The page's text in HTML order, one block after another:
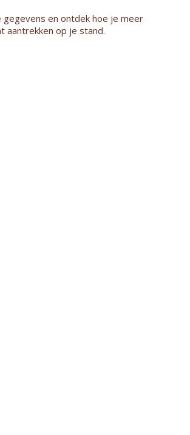
en ontdek hoe je meer
aantrekken op je stand.